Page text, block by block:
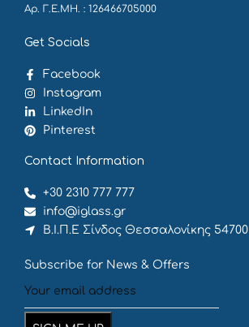
Αρ. Γ.Ε.ΜΗ. : 126466705000
Get Socials
Facebook
Instagram
LinkedIn
Pinterest
Contact Information
+30 2310 777 777
info@iglass.gr
Β.Ι.Π.Ε Σίνδος Θεσσαλονίκης 54700
Subscribe for News & Offers